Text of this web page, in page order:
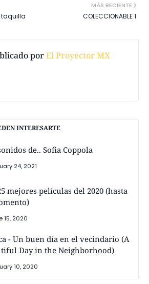
MÁS RECIENTE
COLECCIONABLE 1
taquilla
porEl Proyector MX
INTERESARTE
de.. Sofia Coppola
24, 2021
mejores películas del 2020 (hasta
15, 2020
- Un buen día en el vecindario (A
Day in the Neighborhood)
10, 2020